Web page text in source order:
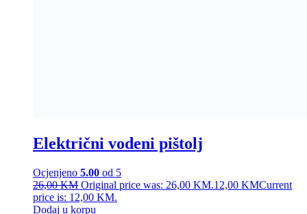
Električni vodeni pištolj
Ocjenjeno 5.00 od 5
26,00KM Original price was: 26,00 KM.12,00 KMCurrent
price is: 12,00 KM.
Dodaj u korpu